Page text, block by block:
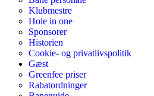
Klubmestre
Hole in one
Sponsorer
Historien
Cookie- og privatlivspolitik
Gæst
Greenfee priser
Rabatordninger